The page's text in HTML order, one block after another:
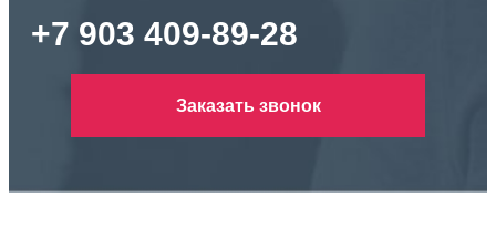
+7 903 409-89-28
Заказать звонок